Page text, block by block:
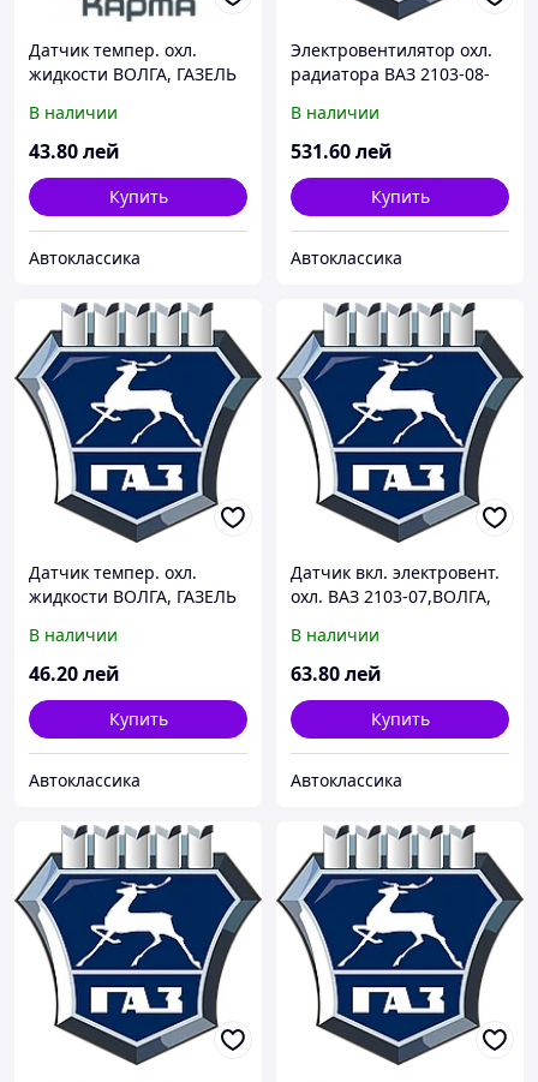
Датчик темпер. охл.
жидкости ВОЛГА, ГАЗЕЛЬ
В наличии
43.80лей
Купить
Автоклассика
Электровентилятор охл.
радиатора ВАЗ 2103-08-
(пр-во ПЕКАР)
В наличии
531.60лей
Купить
Автоклассика
Датчик темпер. охл.
жидкости ВОЛГА, ГАЗЕЛЬ
В наличии
46.20лей
Купить
Автоклассика
Датчик вкл. электровент.
охл. ВАЗ 2103-07,ВОЛГА,
(покупн. Пекар)
В наличии
63.80лей
Купить
Автоклассика